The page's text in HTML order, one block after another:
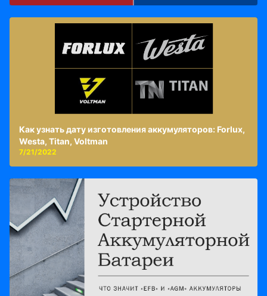
Как узнать дату изготовления аккумуляторов: Forlux,
Westa, Titan, Voltman
7/21/2022